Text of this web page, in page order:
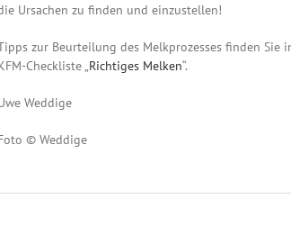
Ursachen zu finden und einzustellen!
zur Beurteilung des Melkprozesses finden Sie
Checkliste „Richtiges Melken“.
Weddige
© Weddige